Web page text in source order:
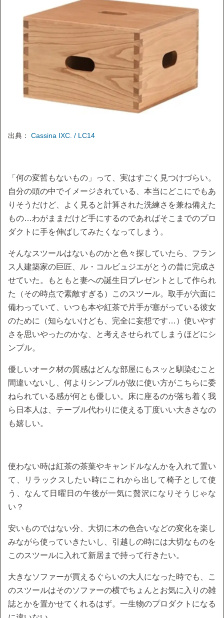
出典： Cassina IXC. / LC14
「何の変哲もないもの」って、実はすごく見つけづらい。
自分の頭の中でイメージされている、本当にどこにでもあ
りそうだけど、よく見ると計算された洗練さを兼ね備えた
もの…わがままだけど手にするのであればそこまでのプロ
ダクトに手を伸ばしてみたくなってしまう。
そんなスツールはないものかと色々探していたら、フラン
ス人建築家の巨匠、ル・コルビュジエがとうの昔に完成さ
せていた。もともと妻への誕生日プレゼントとして作られ
た（その時点で素敵すぎる）このスツール。取手が六面に
備わっていて、いつも本や紅茶で片手が塞がっている彼女
のために（知らないけども、完全に妄想です…）使いやす
さを思いやったのかな、と考えさせられてしまうほどにシ
ンプル。
優しいオーク材の質感はどんな部屋にもスッと馴染むこと
間違いないし、何よりシンプルが故に使い方がこちらに委
ねられている感が何とも優しい。床に座るのが落ち着く我
ら日本人は、テーブル代わりに使える丁度いい大きさなの
も嬉しい。
使わない時は紅茶の茶葉やキャンドルなんかを入れて置い
て、リラックスしたい時にこれから出して椅子として使
う、なんて日曜日の午後が一気に贅沢になりそうじゃな
い？
安いものではない分、大切に木の色合いなどの変化を楽し
みながら使っていきたいし、引越しの時には大切なものを
このスツールに入れて新居まで持って行きたい。
大きなソファーが買えるぐらいの大人になった時でも、こ
のスツールはそのソファーの横でちょんとお気に入りの雑
誌とかを置かせてくれるはず。一生物のプロダクトになる